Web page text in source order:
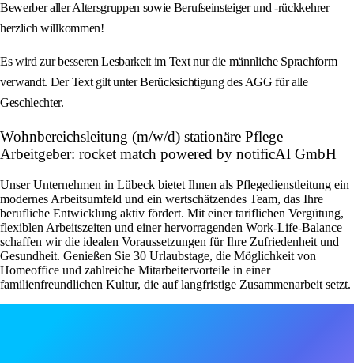
Bewerber aller Altersgruppen sowie Berufseinsteiger und -rückkehrer
herzlich willkommen!
Es wird zur besseren Lesbarkeit im Text nur die männliche Sprachform
verwandt. Der Text gilt unter Berücksichtigung des AGG für alle
Geschlechter.
Wohnbereichsleitung (m/w/d) stationäre Pflege
Arbeitgeber: rocket match powered by notificAI GmbH
Unser Unternehmen in Lübeck bietet Ihnen als Pflegedienstleitung ein
modernes Arbeitsumfeld und ein wertschätzendes Team, das Ihre
berufliche Entwicklung aktiv fördert. Mit einer tariflichen Vergütung,
flexiblen Arbeitszeiten und einer hervorragenden Work-Life-Balance
schaffen wir die idealen Voraussetzungen für Ihre Zufriedenheit und
Gesundheit. Genießen Sie 30 Urlaubstage, die Möglichkeit von
Homeoffice und zahlreiche Mitarbeitervorteile in einer
familienfreundlichen Kultur, die auf langfristige Zusammenarbeit setzt.